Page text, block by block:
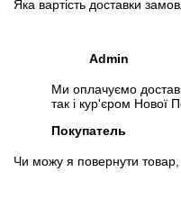
Яка вартість доставки
Admin
Ми оплачуємо
так і кур'єром Нової
Покупатель
Чи можу я повернути товар,